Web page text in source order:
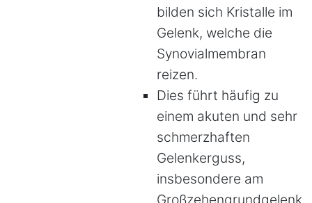
bilden sich Kristalle im
Gelenk, welche die
Synovialmembran
reizen.
Dies führt häufig zu
einem akuten und sehr
schmerzhaften
Gelenkerguss,
insbesondere am
Großzehengrundgelenk,